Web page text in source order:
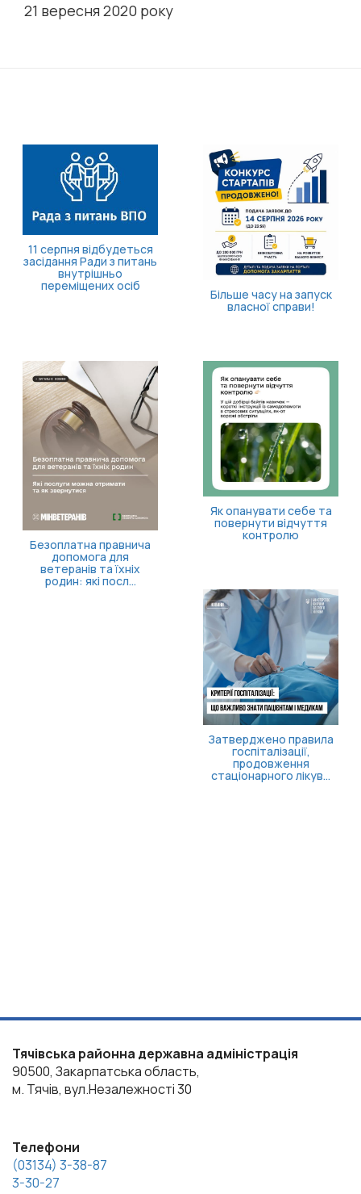
21 вересня 2020 року
11 серпня відбудеться
засідання Ради з питань
внутрішньо
переміщених осіб
Більше часу на запуск
власної справи!
Безоплатна правнича
допомога для
ветеранів та їхніх
родин: які посл...
Як опанувати себе та
повернути відчуття
контролю
Затверджено правила
госпіталізації,
продовження
стаціонарного лікув...
Тячівська районна державна адміністрація
90500, Закарпатська область,
м. Тячів, вул.Незалежності 30
Телефони
(03134) 3-38-87
3-30-27